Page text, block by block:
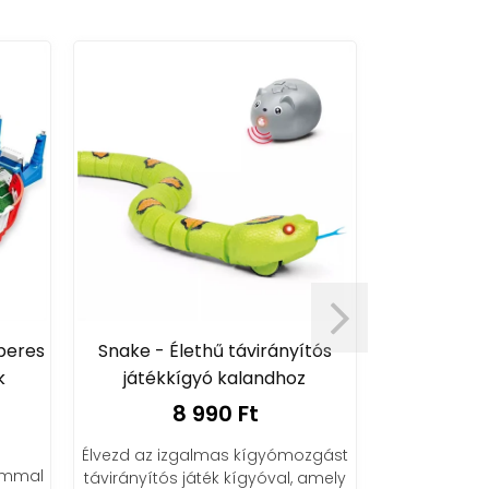
Snake - Élethű távirányítós
játékkígyó kalandhoz
8 990 Ft
Élvezd az izgalmas kígyómozgást
távirányítós játék kígyóval, amely